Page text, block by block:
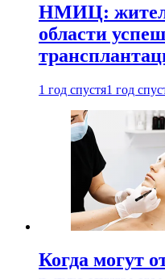
НМИЦ:
области
1 год спустя1 год
Когда могут